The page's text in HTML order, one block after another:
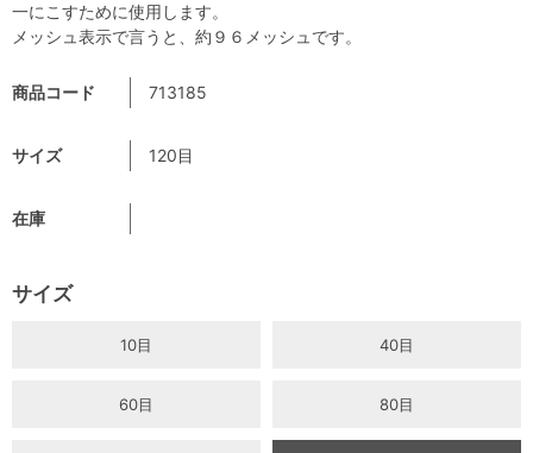
商品コード 713185
サイズ 120目
在庫
サイズ
10目 40目
60目 80目
一にこすために使用します。
メッシュ表示で言うと、約９６メッシュです。